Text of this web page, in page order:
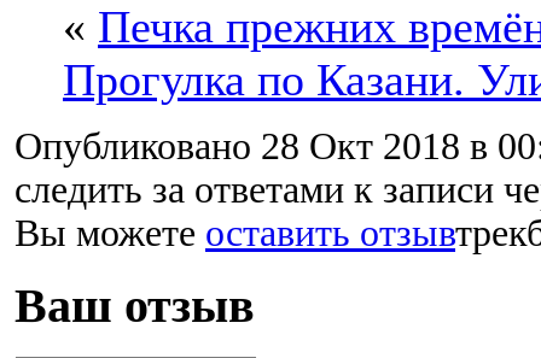
« Печка прежних
Прогулка по Казани.
Опубликовано 28 Окт 2018 в
следить за ответами к записи
Вы можете оставить отзыв
Ваш отзыв